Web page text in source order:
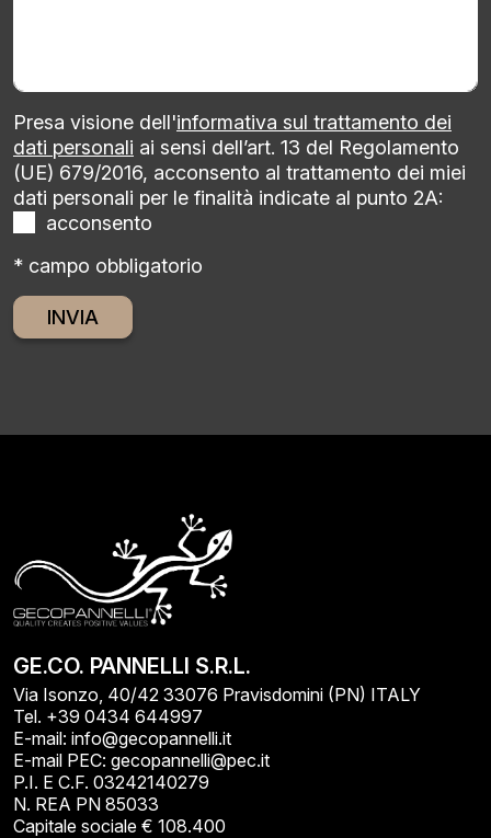
Presa visione dell'informativa sul trattamento dei
dati personali ai sensi dell’art. 13 del Regolamento
(UE) 679/2016, acconsento al trattamento dei miei
dati personali per le finalità indicate al punto 2A:
acconsento
* campo obbligatorio
GE.CO. PANNELLI S.R.L.
Via Isonzo, 40/42 33076 Pravisdomini (PN) ITALY
Tel. +39 0434 644997
E-mail: info@gecopannelli.it
E-mail PEC: gecopannelli@pec.it
P.I. E C.F. 03242140279
N. REA PN 85033
Capitale sociale € 108.400